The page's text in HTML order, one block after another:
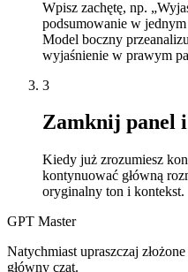
Wpisz zachętę, np.
podsumowanie w
Model boczny
wyjaśnienie w prawym
3
Zamknij panel
Kiedy już zrozumiesz
kontynuować główną
oryginalny ton i kontekst.
GPT Master
Natychmiast upraszczaj
główny czat.